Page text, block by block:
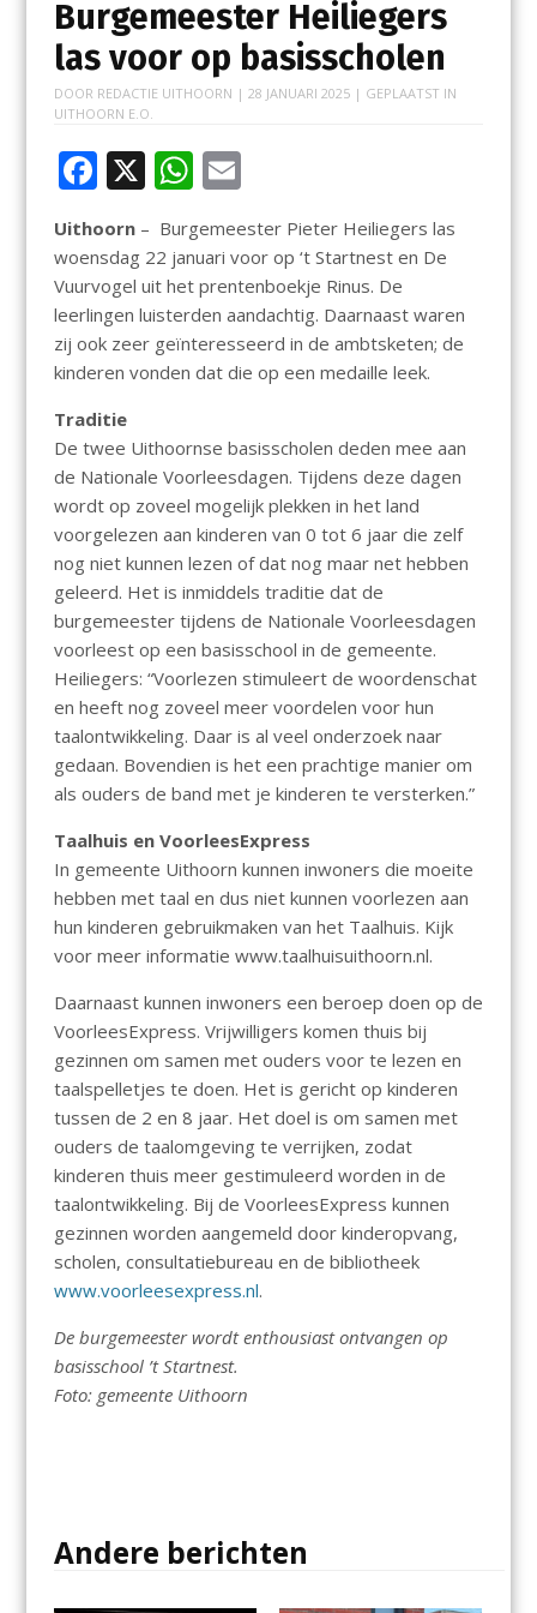
Burgemeester Heiliegers
las voor op basisscholen
DOOR REDACTIE UITHOORN | 28 JANUARI 2025| GEPLAATST IN
UITHOORN E.O.
F
e
b
o
o
k
X W
at
s
A
p
E
ai
l
Uithoorn – Burgemeester Pieter Heiliegers las
woensdag 22 januari voor op ‘t Startnest en De
Vuurvogel uit het prentenboekje Rinus. De
leerlingen luisterden aandachtig. Daarnaast waren
zij ook zeer geïnteresseerd in de ambtsketen; de
kinderen vonden dat die op een medaille leek.
Traditie
De twee Uithoornse basisscholen deden mee aan
de Nationale Voorleesdagen. Tijdens deze dagen
wordt op zoveel mogelijk plekken in het land
voorgelezen aan kinderen van 0 tot 6 jaar die zelf
nog niet kunnen lezen of dat nog maar net hebben
geleerd. Het is inmiddels traditie dat de
burgemeester tijdens de Nationale Voorleesdagen
voorleest op een basisschool in de gemeente.
Heiliegers: “Voorlezen stimuleert de woordenschat
en heeft nog zoveel meer voordelen voor hun
taalontwikkeling. Daar is al veel onderzoek naar
gedaan. Bovendien is het een prachtige manier om
als ouders de band met je kinderen te versterken.”
Taalhuis en VoorleesExpress
In gemeente Uithoorn kunnen inwoners die moeite
hebben met taal en dus niet kunnen voorlezen aan
hun kinderen gebruikmaken van het Taalhuis. Kijk
voor meer informatie www.taalhuisuithoorn.nl.
Daarnaast kunnen inwoners een beroep doen op de
VoorleesExpress. Vrijwilligers komen thuis bij
gezinnen om samen met ouders voor te lezen en
taalspelletjes te doen. Het is gericht op kinderen
tussen de 2 en 8 jaar. Het doel is om samen met
ouders de taalomgeving te verrijken, zodat
kinderen thuis meer gestimuleerd worden in de
taalontwikkeling. Bij de VoorleesExpress kunnen
gezinnen worden aangemeld door kinderopvang,
scholen, consultatiebureau en de bibliotheek
www.voorleesexpress.nl.
De burgemeester wordt enthousiast ontvangen op
basisschool ’t Startnest.
Foto: gemeente Uithoorn
Andere berichten